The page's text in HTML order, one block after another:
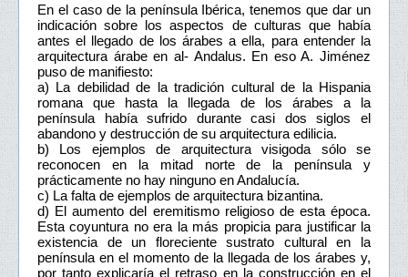
En el caso de la península Ibérica, tenemos que dar un
indicación sobre los aspectos de culturas que había
antes el llegado de los árabes a ella, para entender la
arquitectura árabe en al- Andalus. En eso A. Jiménez
puso de manifiesto:
a) La debilidad de la tradición cultural de la Hispania
romana que hasta la llegada de los árabes a la
península había sufrido durante casi dos siglos el
abandono y destrucción de su arquitectura edilicia.
b) Los ejemplos de arquitectura visigoda sólo se
reconocen en la mitad norte de la península y
prácticamente no hay ninguno en Andalucía.
c) La falta de ejemplos de arquitectura bizantina.
d) El aumento del eremitismo religioso de esta época.
Esta coyuntura no era la más propicia para justificar la
existencia de un floreciente sustrato cultural en la
península en el momento de la llegada de los árabes y,
por tanto explicaría el retraso en la construcción en el